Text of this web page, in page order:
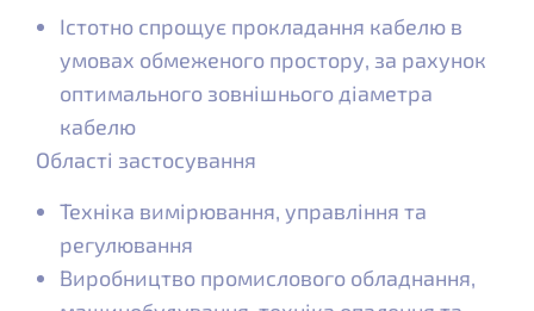
Істотно спрощує прокладання кабелю в
умовах обмеженого простору, за рахунок
оптимального зовнішнього діаметра
кабелю
Області застосування
Техніка вимірювання, управління та
регулювання
Виробництво промислового обладнання,